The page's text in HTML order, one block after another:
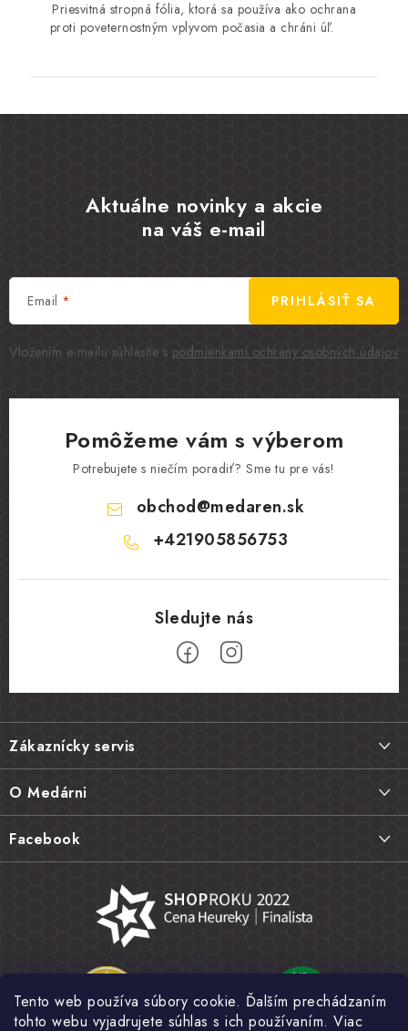
Tento web používa súbory cookie. Ďalším prechádzaním
tohto webu vyjadrujete súhlas s ich používaním. Viac
Priesvitná stropná fólia, ktorá sa používa ako ochrana
proti poveternostným vplyvom počasia a chráni úľ.
Aktuálne novinky a akcie
na váš e-mail
Email
Vložením e-mailu súhlasíte s podmienkami ochrany osobných údajov
PRIHLÁSIŤ SA
Pomôžeme vám s výberom
Potrebujete s niečím poradiť? Sme tu pre vás!
obchod@medaren.sk
+421905856753
Z
á
p
ä
e
Zákaznícky servis
Vrátenie tovaru, výmena a reklamácie
Najčastejšie otázky FAQ
Hodnotenie obchodu
Obchodné podmienky
Ochrana osobných údajov
O Medárni
Náš príbeh
Kamenná predajňa
Fotogaléria
Facebook